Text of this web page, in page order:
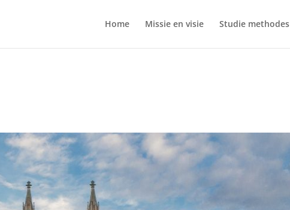
Home Missie en visie Studie methodes